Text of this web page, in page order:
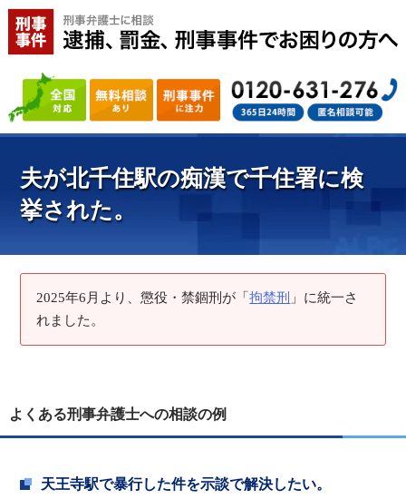
夫が北千住駅の痴漢で千住署に検
挙された。
2025年6月より、懲役・禁錮刑が「拘禁刑 」に統一さ
れました。
よくある刑事弁護士への相談の例
天王寺駅で暴行した件を示談で解決したい。